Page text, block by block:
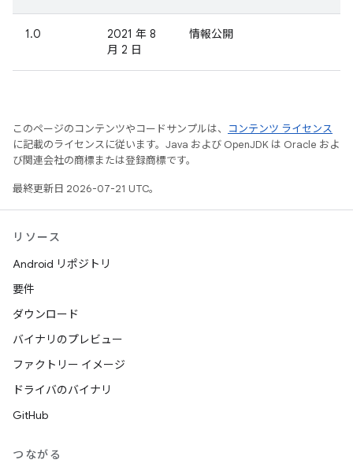
1.0
2021 年 8
月 2 日
情報公開
このページのコンテンツやコードサンプルは、
コンテンツ ライセンス
に記載のライセンスに従います。Java および OpenJDK は Oracle およ
び関連会社の商標または登録商標です。
最終更新日 2026-07-21 UTC。
リソース
Android リポジトリ
要件
ダウンロード
バイナリのプレビュー
ファクトリー イメージ
ドライバのバイナリ
GitHub
つながる